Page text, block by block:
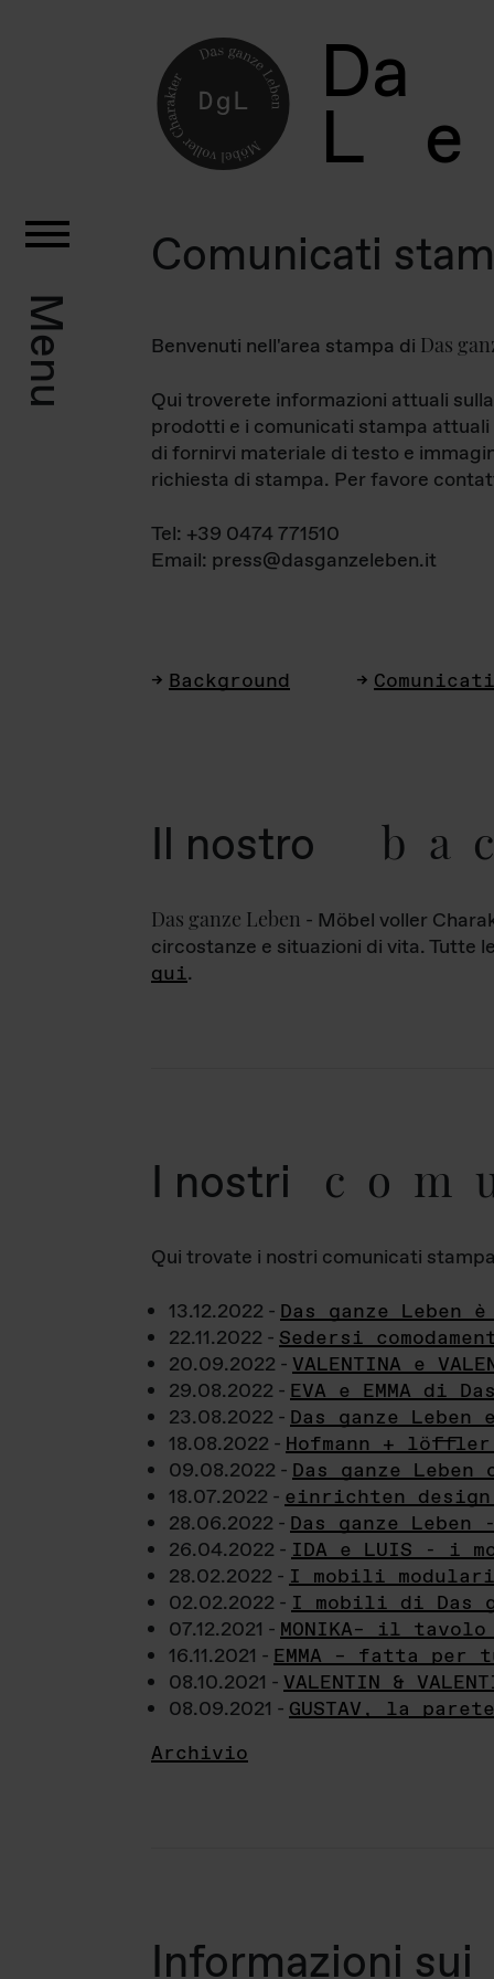
Da
L e
Menu
Comunicati
Benvenuti nell'area stampa di Das
Qui troverete informazioni attuali
prodotti e i comunicati stampa
di fornirvi materiale di testo e
richiesta di stampa. Per favore
Tel: +39 0474 771510
Email: press@dasganzeleben.it
Background
Il nostro
Das ganze Leben - Möbel voller
circostanze e situazioni di vita. Tutte
qui.
I nostri
Qui trovate i nostri comunicati
13.12.2022 - Das ganze
22.11.2022 - Sedersi
20.09.2022 - VALENTINA e
29.08.2022 - EVA e EMMA di
23.08.2022 - Das ganze
18.08.2022 - Hofmann +
09.08.2022 - Das ganze
18.07.2022 - einrichten
28.06.2022 - Das ganze
26.04.2022 - IDA e LUIS - i
28.02.2022 - I mobili
02.02.2022 - I mobili di Das
07.12.2021 - MONIKA– il
16.11.2021 - EMMA – fatta
08.10.2021 - VALENTIN &
08.09.2021 - GUSTAV, la
Archivio
Informazioni sui